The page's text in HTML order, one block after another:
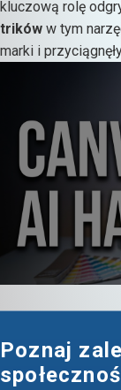
kluczową rolę
trików w tym
marki i
Poznaj